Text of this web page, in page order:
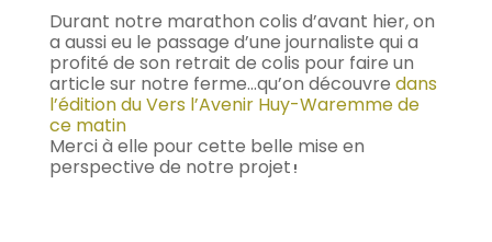
Durant notre marathon colis d’avant hier, on
a aussi eu le passage d’une journaliste qui a
profité de son retrait de colis pour faire un
article sur notre ferme…qu’on découvre dans
l’édition du Vers l’Avenir Huy-Waremme de
ce matin
Merci à elle pour cette belle mise en
perspective de notre projet !